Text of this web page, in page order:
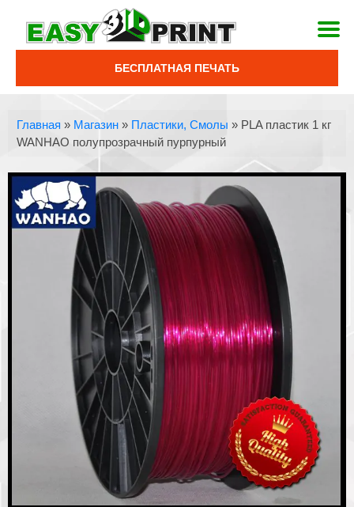
БЕСПЛАТНАЯ ПЕЧАТЬ
Главная » Магазин » Пластики, Смолы » PLA пластик 1 кг
WANHAO полупрозрачный пурпурный